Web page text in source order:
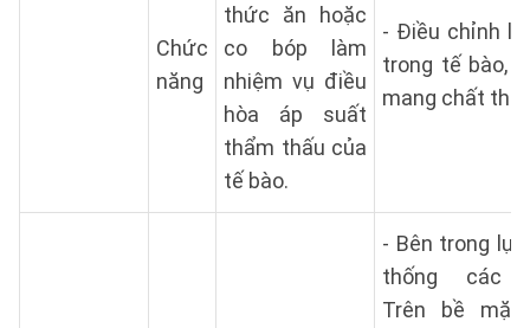
Chức
năng
thức ăn hoặc
co bóp làm
nhiệm vụ điều
hòa áp suất
thẩm thấu của
tế bào.
- Điều chỉnh
trong tế bào,
mang chất
- Bên trong
thống các
Trên bề mặt